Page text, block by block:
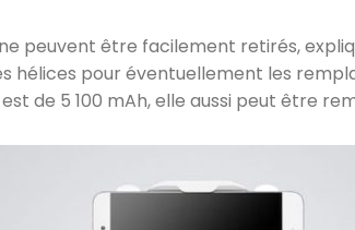
peuvent être facilement retirés,
hélices pour éventuellement les
de 5 100 mAh, elle aussi peut être